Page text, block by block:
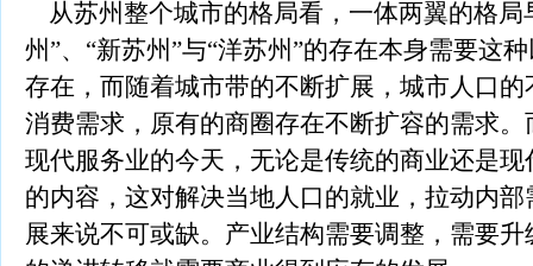
从苏州整个城市的格局看，一体两翼的格局
州”、“新苏州”与“洋苏州”的存在本身需要这
存在，而随着城市带的不断扩展，城市人口
消费需求，原有的商圈存在不断扩容的需求
现代服务业的今天，无论是传统的商业还是
的内容，这对解决当地人口的就业，拉动内
展来说不可或缺。产业结构需要调整，需要